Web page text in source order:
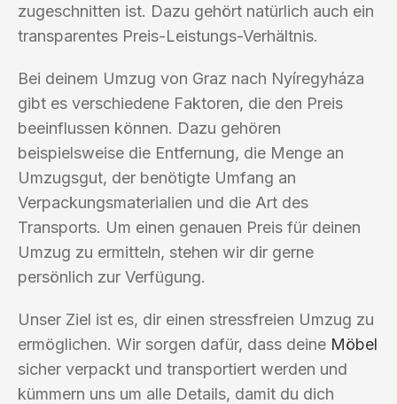
zugeschnitten ist. Dazu gehört natürlich auch ein
transparentes Preis-Leistungs-Verhältnis.
Bei deinem Umzug von Graz nach Nyíregyháza
gibt es verschiedene Faktoren, die den Preis
beeinflussen können. Dazu gehören
beispielsweise die Entfernung, die Menge an
Umzugsgut, der benötigte Umfang an
Verpackungsmaterialien und die Art des
Transports. Um einen genauen Preis für deinen
Umzug zu ermitteln, stehen wir dir gerne
persönlich zur Verfügung.
Unser Ziel ist es, dir einen stressfreien Umzug zu
ermöglichen. Wir sorgen dafür, dass deine Möbel
sicher verpackt und transportiert werden und
kümmern uns um alle Details, damit du dich